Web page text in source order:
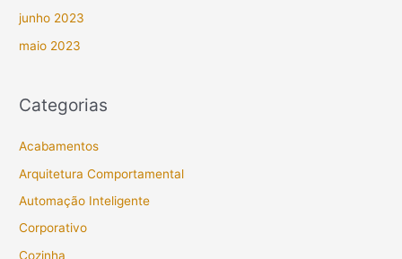
junho 2023
maio 2023
Categorias
Acabamentos
Arquitetura Comportamental
Automação Inteligente
Corporativo
Cozinha